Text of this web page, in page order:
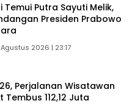
Temui Putra Sayuti Melik,
Presiden Prabowo
2026 | 23:17
Perjalanan Wisatawan
112,12 Juta